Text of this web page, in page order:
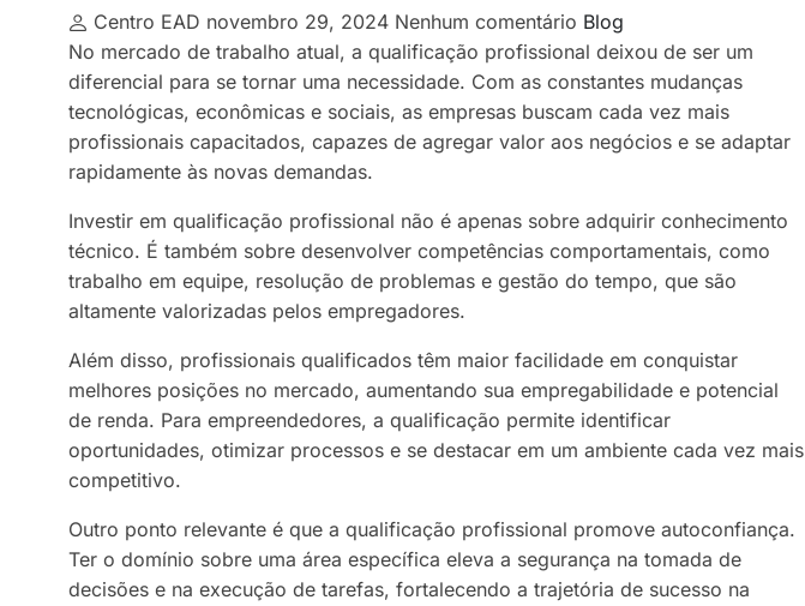
Centro EAD novembro 29, 2024 Nenhum comentário Blog
No mercado de trabalho atual, a qualificação profissional deixou de ser um
diferencial para se tornar uma necessidade. Com as constantes mudanças
tecnológicas, econômicas e sociais, as empresas buscam cada vez mais
profissionais capacitados, capazes de agregar valor aos negócios e se adaptar
rapidamente às novas demandas.
Investir em qualificação profissional não é apenas sobre adquirir conhecimento
técnico. É também sobre desenvolver competências comportamentais, como
trabalho em equipe, resolução de problemas e gestão do tempo, que são
altamente valorizadas pelos empregadores.
Além disso, profissionais qualificados têm maior facilidade em conquistar
melhores posições no mercado, aumentando sua empregabilidade e potencial
de renda. Para empreendedores, a qualificação permite identificar
oportunidades, otimizar processos e se destacar em um ambiente cada vez mais
competitivo.
Outro ponto relevante é que a qualificação profissional promove autoconfiança.
Ter o domínio sobre uma área específica eleva a segurança na tomada de
decisões e na execução de tarefas, fortalecendo a trajetória de sucesso na